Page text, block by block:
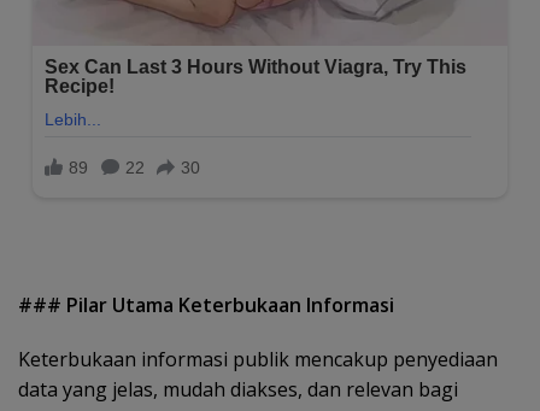
### Pilar Utama Keterbukaan Informasi
Keterbukaan informasi publik mencakup penyediaan
data yang jelas, mudah diakses, dan relevan bagi